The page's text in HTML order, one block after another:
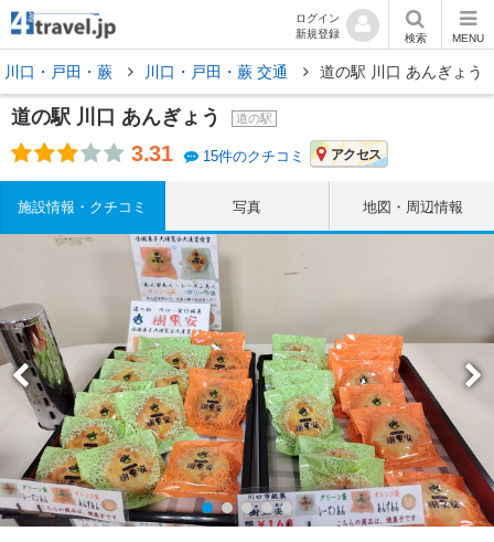
ログイン
新規登録
検索 MENU
川口・戸田・蕨 川口・戸田・蕨 交通 道の駅 川口 あんぎょう
道の駅 川口 あんぎょう 道の駅
3.31 15件のクチコミ アクセス
施設情報・クチコミ 写真 地図・周辺情報